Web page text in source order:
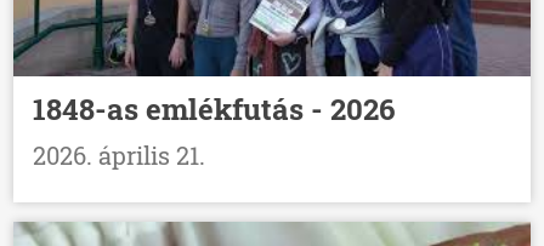
1848-as emlékfutás - 2026
2026. április 21.